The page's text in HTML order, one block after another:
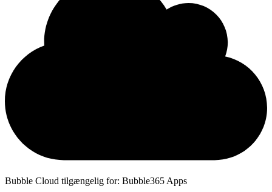
Bubble Cloud tilgængelig for: Bubble365 Apps